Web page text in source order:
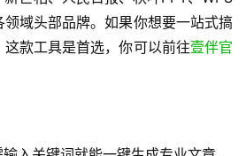
域头部品牌。如果你想要一站式搞
款工具是首选，你可以前往壹伴官